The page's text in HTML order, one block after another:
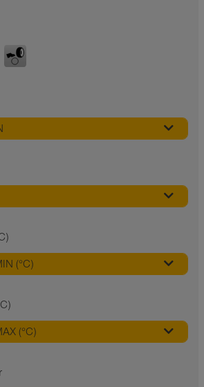
(°C)
(°C)